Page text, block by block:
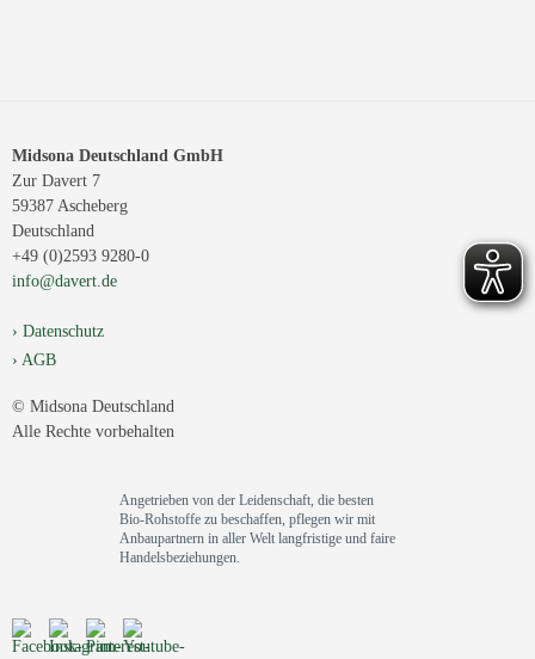
Midsona Deutschland GmbH
Zur Davert 7
59387 Ascheberg
Deutschland
+49 (0)2593 9280-0
info@davert.de
Datenschutz
AGB
© Midsona Deutschland
Alle Rechte vorbehalten
Angetrieben von der Leidenschaft, die besten
Bio-Rohstoffe zu beschaffen, pflegen wir mit
Anbaupartnern in aller Welt langfristige und faire
Handelsbeziehungen.